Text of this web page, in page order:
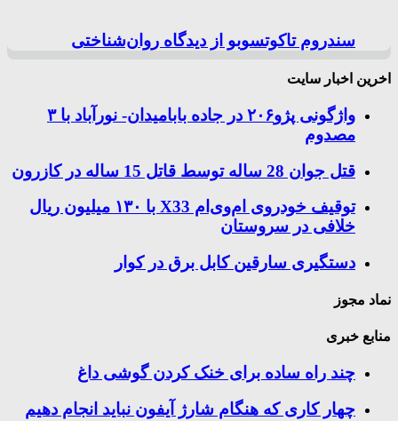
سندروم تاکوتسوبو از دیدگاه روان‌شناختی
اخرین اخبار سایت
واژگونی پژو۲۰۶ در جاده بابامیدان- نورآباد با ۳
مصدوم
قتل جوان 28 ساله توسط قاتل 15 ساله در کازرون
توقیف خودروی ام‌وی‌ام X33 با ۱۳۰ میلیون ریال
خلافی در سروستان
دستگیری سارقین کابل برق در کوار
نماد مجوز
منابع خبری
چند راه‌ ساده برای خنک کردن گوشی داغ
چهار کاری که هنگام شارژ آیفون نباید انجام دهیم